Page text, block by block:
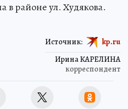
в районе ул. Худякова.
Ирина КАРЕЛИНА
корреспондент
Источник: kp.ru